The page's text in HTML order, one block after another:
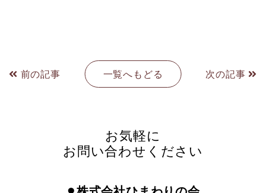
前の記事 一覧へもどる 次の記事
お気軽に
お問い合わせください